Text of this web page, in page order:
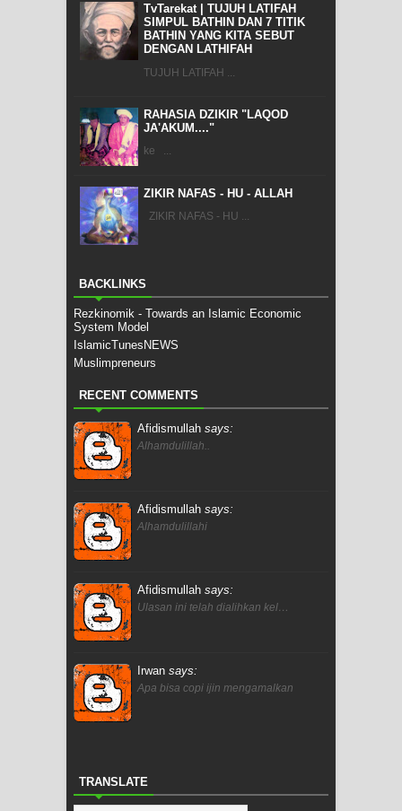
TvTarekat | TUJUH LATIFAH
SIMPUL BATHIN DAN 7 TITIK
BATHIN YANG KITA SEBUT
DENGAN LATHIFAH
TUJUH LATIFAH ...
RAHASIA DZIKIR "LAQOD
JA'AKUM...."
ke ...
ZIKIR NAFAS - HU - ALLAH
ZIKIR NAFAS - HU ...
BACKLINKS
Rezkinomik - Towards an Islamic Economic
System Model
IslamicTunesNEWS
Muslimpreneurs
RECENT COMMENTS
Afidismullah says:
Alhamdulillah..
Afidismullah says:
Alhamdulillahi
Afidismullah says:
Ulasan ini telah dialihkan kel…
Irwan says:
Apa bisa copi ijin mengamalkan
TRANSLATE